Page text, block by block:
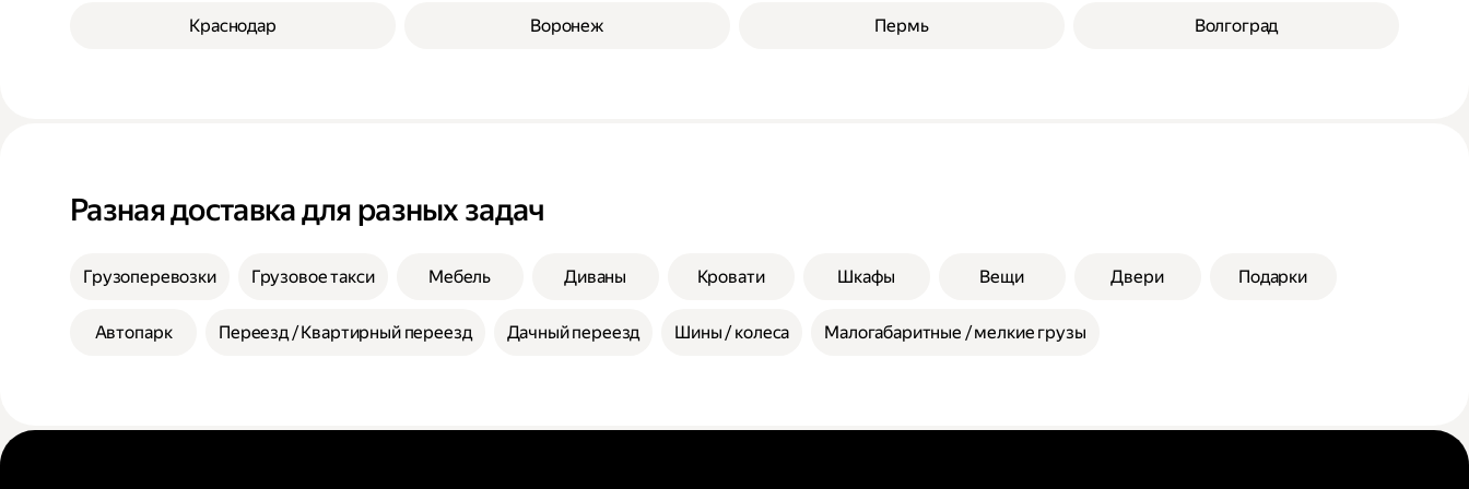
Краснодар Воронеж Пермь Волгоград
Разная доставка для разных задач
Грузоперевозки Грузовое такси Мебель Диваны Кровати Шкафы Вещи Двери Подарки
Автопарк Переезд / Квартирный переезд Дачный переезд Шины / колеса Малогабаритные / мелкие грузы